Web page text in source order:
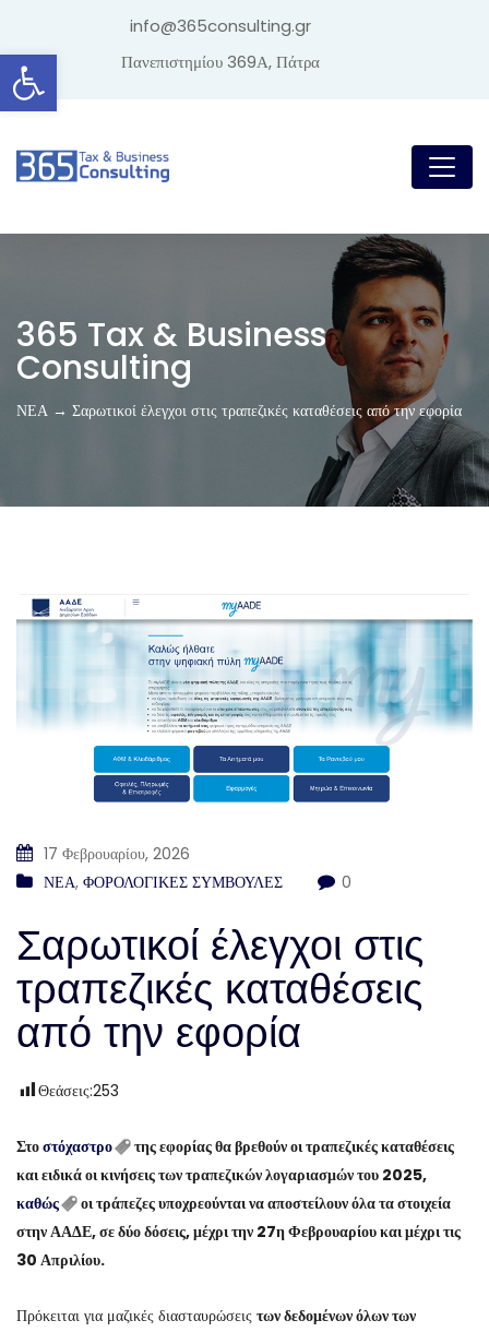
Ανοίξτε τη γραμμή εργαλείων
info@365consulting.gr
Πανεπιστημίου 369Α, Πάτρα
365 Tax & Business
Consulting
ΝΕΑ → Σαρωτικοί έλεγχοι στις τραπεζικές καταθέσεις από την εφορία
17 Φεβρουαρίου, 2026
ΝΕΑ, ΦΟΡΟΛΟΓΙΚΕΣ ΣΥΜΒΟΥΛΕΣ 0
Σαρωτικοί έλεγχοι στις
τραπεζικές καταθέσεις
από την εφορία
Θεάσεις:253
Στοστόχαστρο
της εφορίας θα βρεθούν οι τραπεζικές καταθέσεις
και ειδικά οι κινήσεις των τραπεζικών λογαριασμών του 2025,
καθώς
οι τράπεζες υποχρεούνται να αποστείλουν όλα τα στοιχεία
στην ΑΑΔΕ, σε δύο δόσεις, μέχρι την 27η Φεβρουαρίου και μέχρι τις
30 Απριλίου.
Πρόκειται για μαζικές διασταυρώσεις των δεδομένων όλων των